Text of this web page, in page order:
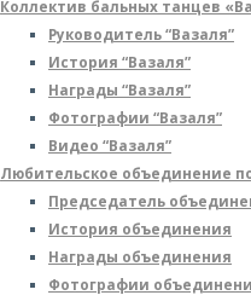
Коллектив бальных танцев
Руководитель “Вазаля”
История “Вазаля”
Награды “Вазаля”
Фотографии “Вазаля”
Видео “Вазаля”
Любительское объединение
Председатель
История объединения
Награды объединения
Фотографии